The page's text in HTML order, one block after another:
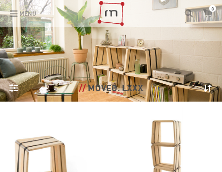
MENU
0
MOVEO. LXXX